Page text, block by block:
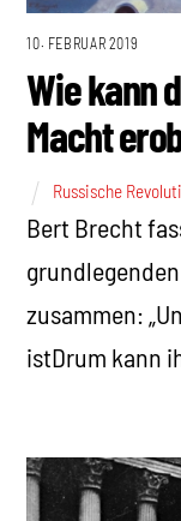
10. FEBRUAR 2019
Wie kann
Macht
Russische
Bert Brecht
zusammen:
istDrum kann